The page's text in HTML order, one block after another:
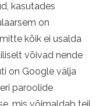
kasutades
on
kõik ei usalda
võivad nende
on Google välja
paroolide